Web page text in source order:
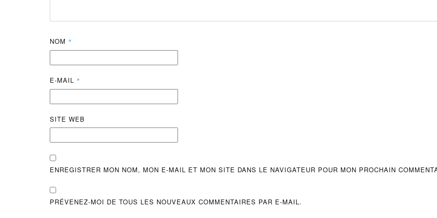
NOM *
E-MAIL *
SITE WEB
ENREGISTRER MON NOM, MON E-MAIL ET MON SITE DANS LE NAVIGATEUR POUR MON PROCHAIN
PRÉVENEZ-MOI DE TOUS LES NOUVEAUX COMMENTAIRES PAR E-MAIL.